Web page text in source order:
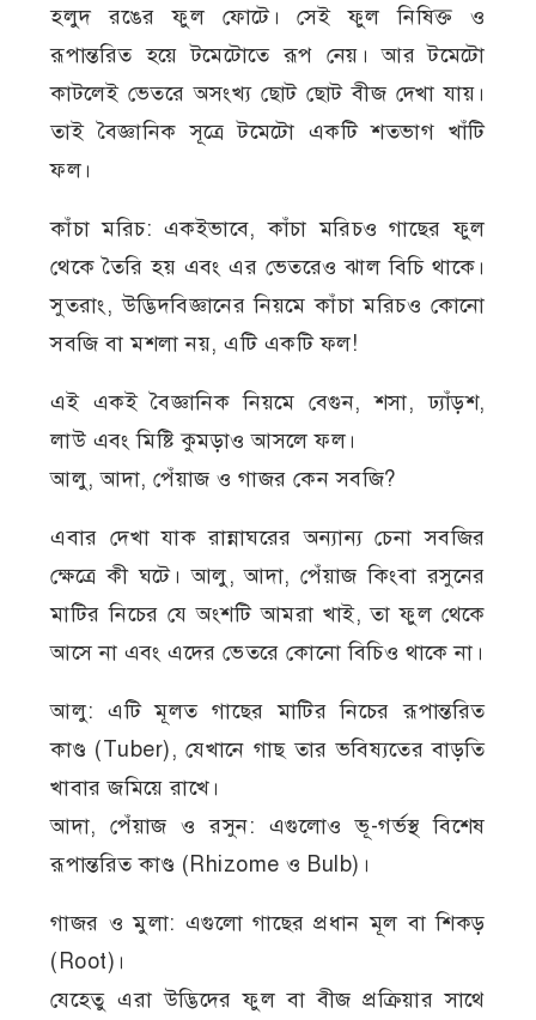
হলুদ রঙের ফুল ফোটে। সেই ফুল নিষিক্ত ও
রূপান্তরিত হয়ে টমেটোতে রূপ নেয়। আর টমেটো
কাটলেই ভেতরে অসংখ্য ছোট ছোট বীজ দেখা যায়।
তাই বৈজ্ঞানিক সূত্রে টমেটো একটি শতভাগ খাঁটি
ফল।
কাঁচা মরিচ: একইভাবে, কাঁচা মরিচও গাছের ফুল
থেকে তৈরি হয় এবং এর ভেতরেও ঝাল বিচি থাকে।
সুতরাং, উদ্ভিদবিজ্ঞানের নিয়মে কাঁচা মরিচও কোনো
সবজি বা মশলা নয়, এটি একটি ফল!
এই একই বৈজ্ঞানিক নিয়মে বেগুন, শসা, ঢ্যাঁড়শ,
লাউ এবং মিষ্টি কুমড়াও আসলে ফল।
আলু, আদা, পেঁয়াজ ও গাজর কেন সবজি?
এবার দেখা যাক রান্নাঘরের অন্যান্য চেনা সবজির
ক্ষেত্রে কী ঘটে। আলু, আদা, পেঁয়াজ কিংবা রসুনের
মাটির নিচের যে অংশটি আমরা খাই, তা ফুল থেকে
আসে না এবং এদের ভেতরে কোনো বিচিও থাকে না।
আলু: এটি মূলত গাছের মাটির নিচের রূপান্তরিত
কাণ্ড (Tuber), যেখানে গাছ তার ভবিষ্যতের বাড়তি
খাবার জমিয়ে রাখে।
আদা, পেঁয়াজ ও রসুন: এগুলোও ভূ-গর্ভস্থ বিশেষ
রূপান্তরিত কাণ্ড (Rhizome ও Bulb)।
গাজর ও মুলা: এগুলো গাছের প্রধান মূল বা শিকড়
(Root)।
যেহেতু এরা উদ্ভিদের ফুল বা বীজ প্রক্রিয়ার সাথে